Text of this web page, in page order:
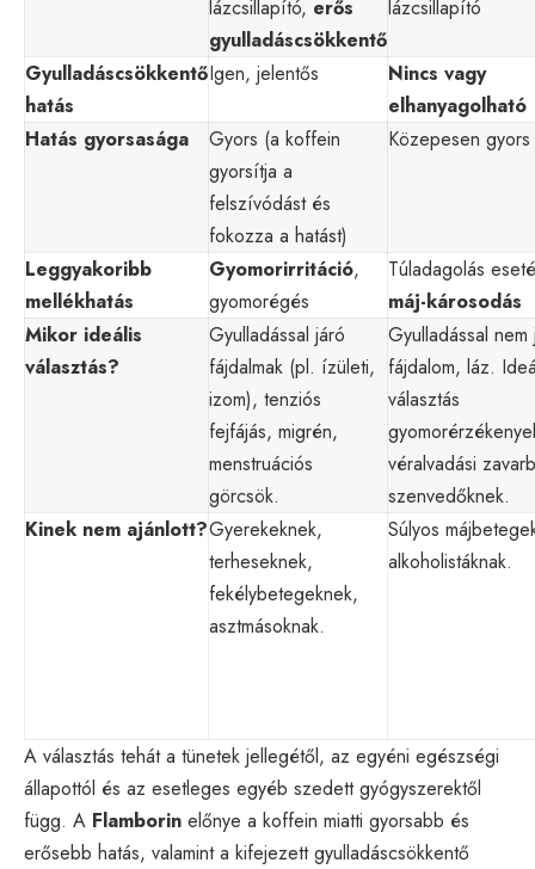
lázcsillapító, erős
gyulladáscsökkentő
lázcsillapító
Gyulladáscsökkentő
hatás
Igen, jelentős
Nincs vagy
elhanyagolható
Hatás gyorsasága
Gyors (a koffein
gyorsítja a
felszívódást és
fokozza a hatást)
Közepesen gyors
Leggyakoribb
mellékhatás
Gyomorirritáció,
gyomorégés
Túladagolás
máj-károsodás
Mikor ideális
választás?
Gyulladással járó
fájdalmak (pl. ízületi,
izom), tenziós
fejfájás, migrén,
menstruációs
görcsök.
Gyulladással nem
fájdalom, láz.
választás
véralvadási
szenvedőknek.
Kinek nem ajánlott?Gyerekeknek,
terheseknek,
fekélybetegeknek,
asztmásoknak.
Súlyos
alkoholistáknak.
A választás tehát a tünetek jellegétől, az egyéni egészségi
állapottól és az esetleges egyéb szedett gyógyszerektől
függ. A Flamborin előnye a koffein miatti gyorsabb és
erősebb hatás, valamint a kifejezett gyulladáscsökkentő